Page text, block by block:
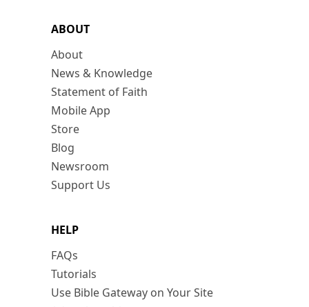
ABOUT
About
News & Knowledge
Statement of Faith
Mobile App
Store
Blog
Newsroom
Support Us
HELP
FAQs
Tutorials
Use Bible Gateway on Your Site